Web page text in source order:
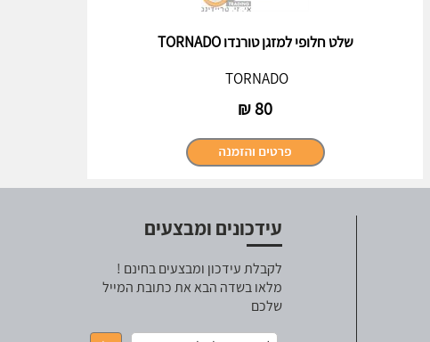
שלט חלופי למזגן טורנדו TORNADO
TORNADO
80
₪
עידכונים ומבצעים
לקבלת עידכון ומבצעים בחינם !
מלאו בשדה הבא את כתובת המייל
שלכם